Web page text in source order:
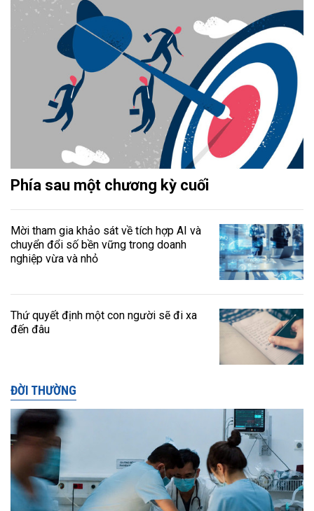
Phía sau một chương kỳ cuối
Mời tham gia khảo sát về tích hợp AI và
chuyển đổi số bền vững trong doanh
nghiệp vừa và nhỏ
Thứ quyết định một con người sẽ đi xa
đến đâu
ĐỜI THƯỜNG